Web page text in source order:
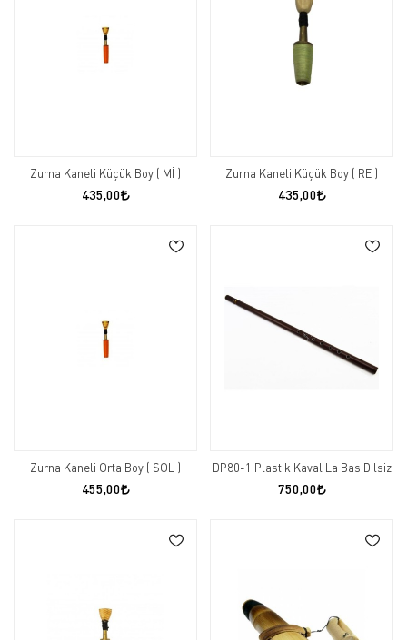
Zurna Kaneli Küçük Boy ( Mİ )
435,00
Zurna Kaneli Küçük Boy ( RE )
435,00
Zurna Kaneli Orta Boy ( SOL )
455,00
DP80-1 Plastik Kaval La Bas Dilsiz
750,00